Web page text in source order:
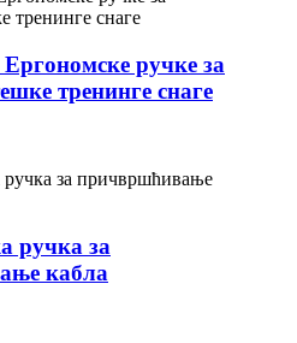
ручке за
тренинге снаге
ручка за
кабла